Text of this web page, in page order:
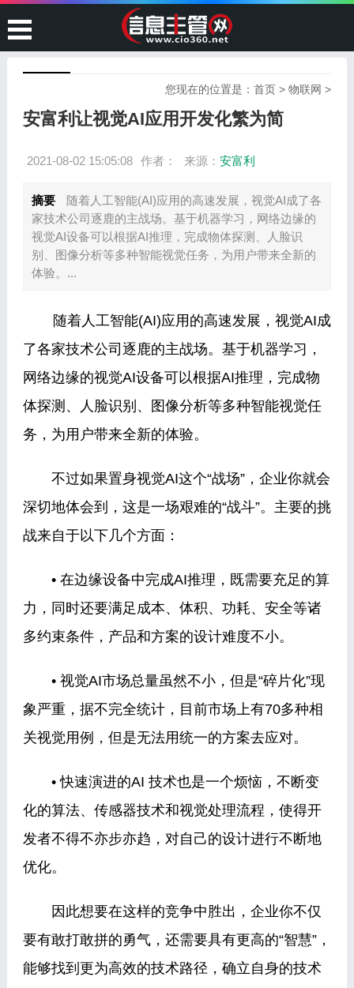
您现在的位置是：首页 >物联网 >
安富利让视觉AI应用开发化繁为简
2021-08-02 15:05:08 作者： 来源： 安富利
摘要
随着人工智能(AI)应用的高速发展，视觉AI成了各
家技术公司逐鹿的主战场。基于机器学习，网络边缘的
视觉AI设备可以根据AI推理，完成物体探测、人脸识
别、图像分析等多种智能视觉任务，为用户带来全新的
体验。...
随着人工智能(AI)应用的高速发展，视觉AI成
了各家技术公司逐鹿的主战场。基于机器学习，
网络边缘的视觉AI设备可以根据AI推理，完成物
体探测、人脸识别、图像分析等多种智能视觉任
务，为用户带来全新的体验。
不过如果置身视觉AI这个“战场”，企业你就会
深切地体会到，这是一场艰难的“战斗”。主要的挑
战来自于以下几个方面：
• 在边缘设备中完成AI推理，既需要充足的算
力，同时还要满足成本、体积、功耗、安全等诸
多约束条件，产品和方案的设计难度不小。
• 视觉AI市场总量虽然不小，但是“碎片化”现
象严重，据不完全统计，目前市场上有70多种相
关视觉用例，但是无法用统一的方案去应对。
• 快速演进的AI 技术也是一个烦恼，不断变
化的算法、传感器技术和视觉处理流程，使得开
发者不得不亦步亦趋，对自己的设计进行不断地
优化。
因此想要在这样的竞争中胜出，企业你不仅
要有敢打敢拼的勇气，还需要具有更高的“智慧”，
能够找到更为高效的技术路径，确立自身的技术